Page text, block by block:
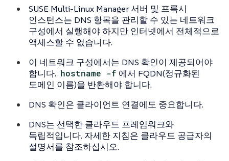
SUSE Multi-Linux Manager 서버 및 프록시
인스턴스는 DNS 항목을 관리할 수 있는 네트워크
구성에서 실행해야 하지만 인터넷에서 전체적으로
액세스할 수 없습니다.
이 네트워크 구성에서는 DNS 확인이 제공되어야
합니다. hostname -f 에서 FQDN(정규화된
도메인 이름)을 반환해야 합니다.
DNS 확인은 클라이언트 연결에도 중요합니다.
DNS는 선택한 클라우드 프레임워크와
독립적입니다. 자세한 지침은 클라우드 공급자의
설명서를 참조하십시오.